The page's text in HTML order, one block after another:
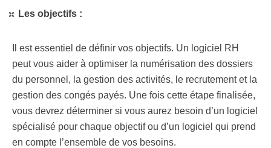
Les objectifs :
Il est essentiel de définir vos objectifs. Un logiciel RH
peut vous aider à optimiser la numérisation des dossiers
du personnel, la gestion des activités, le recrutement et la
gestion des congés payés. Une fois cette étape finalisée,
vous devrez déterminer si vous aurez besoin d’un logiciel
spécialisé pour chaque objectif ou d’un logiciel qui prend
en compte l’ensemble de vos besoins.